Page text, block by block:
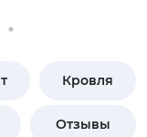
Кровля
Отзывы